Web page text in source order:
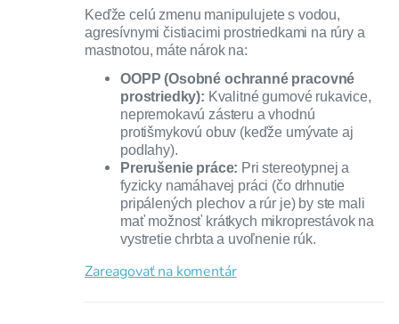
Keďže celú zmenu manipulujete s vodou,
agresívnymi čistiacimi prostriedkami na rúry a
mastnotou, máte nárok na:
OOPP (Osobné ochranné pracovné
prostriedky): Kvalitné gumové rukavice,
nepremokavú zásteru a vhodnú
protišmykovú obuv (keďže umývate aj
podlahy).
Prerušenie práce: Pri stereotypnej a
fyzicky namáhavej práci (čo drhnutie
pripálených plechov a rúr je) by ste mali
mať možnosť krátkych mikroprestávok na
vystretie chrbta a uvoľnenie rúk.
Zareagovať na komentár